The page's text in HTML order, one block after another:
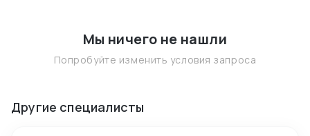
Мы ничего не нашли
Попробуйте изменить условия запроса
Другие специалисты